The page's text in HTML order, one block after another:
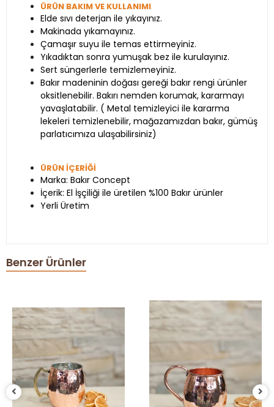
ÜRÜN BAKIM VE KULLANIMI
Elde sıvı deterjan ile yıkayınız.
Makinada yıkamayınız.
Çamaşır suyu ile temas ettirmeyiniz.
Yıkadıktan sonra yumuşak bez ile kurulayınız.
Sert süngerlerle temizlemeyiniz.
Bakır madeninin doğası gereği bakır rengi ürünler
oksitlenebilir. Bakırı nemden korumak, kararmayı
yavaşlatabilir. ( Metal temizleyici ile kararma
lekeleri temizlenebilir, mağazamızdan bakır, gümüş
parlatıcımıza ulaşabilirsiniz)
ÜRÜN İÇERİĞİ
Marka: Bakır Concept
İçerik: El İşçiliği ile üretilen %100 Bakır ürünler
Yerli Üretim
Benzer Ürünler